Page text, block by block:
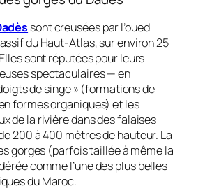
sont creusées par l’oued
du Haut-Atlas, sur environ 25
sont réputées pour leurs
spectaculaires — en
de singe » (formations de
formes organiques) et les
de la rivière dans des falaises
200 à 400 mètres de hauteur. La
gorges (parfois taillée à même la
comme l’une des plus belles
du Maroc.